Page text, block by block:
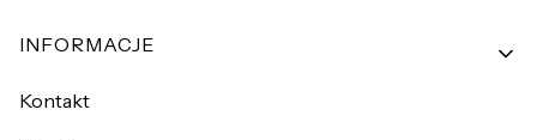
INFORMACJE
Kontakt